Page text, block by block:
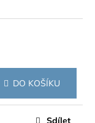
DO KOŠÍKU
Sdílet